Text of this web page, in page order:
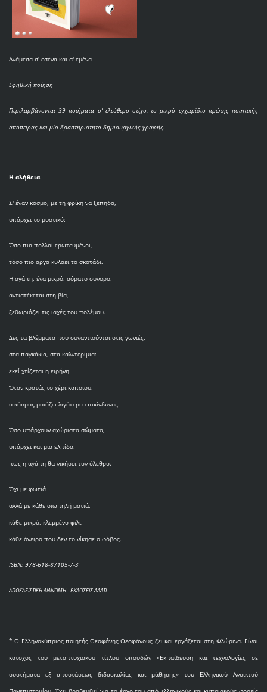
Ανάμεσα σ' εσένα και σ' εμένα
Εφηβική ποίηση
Περιλαμβάνονται 39 ποιήματα σ' ελεύθερο στίχο, το μικρό εγχειρίδιο πρώτης ποιητικής
απόπειρας και μία δραστηριότητα δημιουργικής γραφής.
Η αλήθεια
Σ' έναν κόσμο, με τη φρίκη να ξεπηδά,
υπάρχει το μυστικό:
Όσο πιο πολλοί ερωτευμένοι,
τόσο πιο αργά κυλάει το σκοτάδι.
Η αγάπη, ένα μικρό, αόρατο σύνορο,
αντιστέκεται στη βία,
ξεθωριάζει τις ιαχές του πολέμου.
Δες τα βλέμματα που συναντιούνται στις γωνιές,
στα παγκάκια, στα καλντερίμια:
εκεί χτίζεται η ειρήνη.
Όταν κρατάς το χέρι κάποιου,
ο κόσμος μοιάζει λιγότερο επικίνδυνος.
Όσο υπάρχουν αχώριστα σώματα,
υπάρχει και μια ελπίδα:
πως η αγάπη θα νικήσει τον όλεθρο.
Όχι με φωτιά
αλλά με κάθε σιωπηλή ματιά,
κάθε μικρό, κλεμμένο φιλί,
κάθε όνειρο που δεν το νίκησε ο φόβος.
ISBN: 978-618-87105-7-3
ΑΠΟΚΛΕΙΣΤΙΚΗ ΔΙΑΝΟΜΗ - ΕΚΔΟΣΕΙΣ ΑΛΑΤΙ
* O Eλληνοκύπριος ποιητής Θεοφάνης Θεοφάνους ζει και εργάζεται στη Φλώρινα. Είναι
κάτοχος του μεταπτυχιακού τίτλου σπουδών «Εκπαίδευση και τεχνολογίες σε
συστήματα εξ αποστάσεως διδασκαλίας και μάθησης» του Ελληνικού Ανοικτού